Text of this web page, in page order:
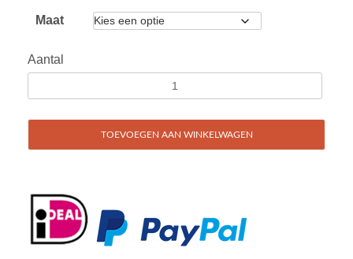
Maat
Aantal
TOEVOEGEN AAN WINKELWAGEN